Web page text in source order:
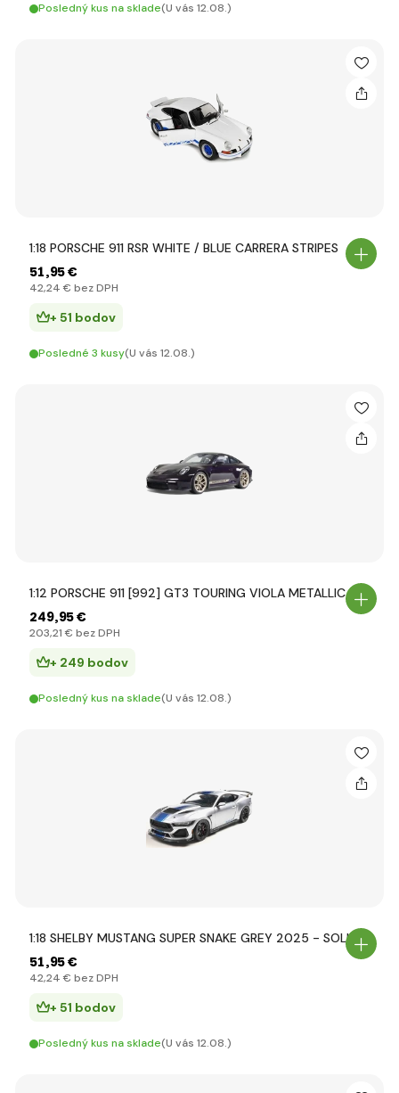
Posledný kus na sklade(U vás 12.08.)
1:18 PORSCHE 911 RSR WHITE / BLUE CARRERA STRIPES
51,95 €
42,24 € bez DPH
+ 51 bodov
Posledné 3 kusy(U vás 12.08.)
1:12 PORSCHE 911 [992] GT3 TOURING VIOLA METALLIC
249,95 €
203,21 € bez DPH
+ 249 bodov
Posledný kus na sklade(U vás 12.08.)
1:18 SHELBY MUSTANG SUPER SNAKE GREY 2025 - SOLIDO
51,95 €
42,24 € bez DPH
+ 51 bodov
Posledný kus na sklade(U vás 12.08.)